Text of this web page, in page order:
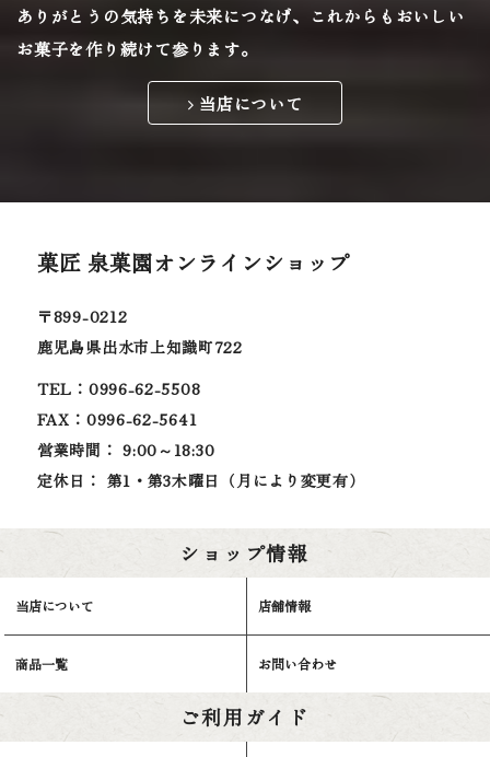
ありがとうの気持ちを未来につなげ、
これからもおいしい
お菓子を作り続けて参ります。
当店について
菓匠 泉菓園オンラインショップ
〒899-0212
鹿児島県出水市上知識町722
TEL：0996-62-5508
FAX：0996-62-5641
営業時間： 9:00～18:30
定休日： 第1・第3木曜日（月により変更有）
ショップ情報
当店について 店舗情報
商品一覧 お問い合わせ
ご利用ガイド